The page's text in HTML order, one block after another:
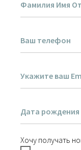
Хочу получать